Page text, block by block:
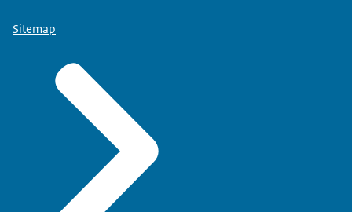
Sitemap